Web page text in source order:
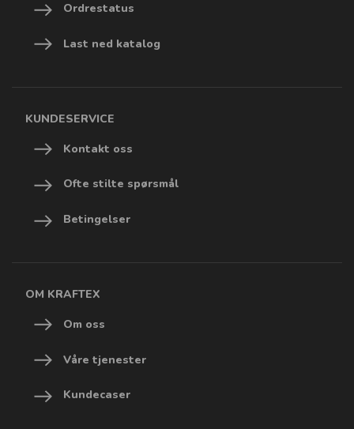
Ordrestatus
Last ned katalog
KUNDESERVICE
Kontakt oss
Ofte stilte spørsmål
Betingelser
OM KRAFTEX
Om oss
Våre tjenester
Kundecaser